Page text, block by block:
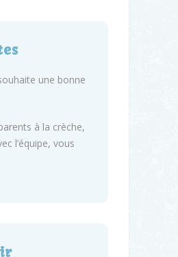
une bonne
à la crèche,
l’équipe, vous